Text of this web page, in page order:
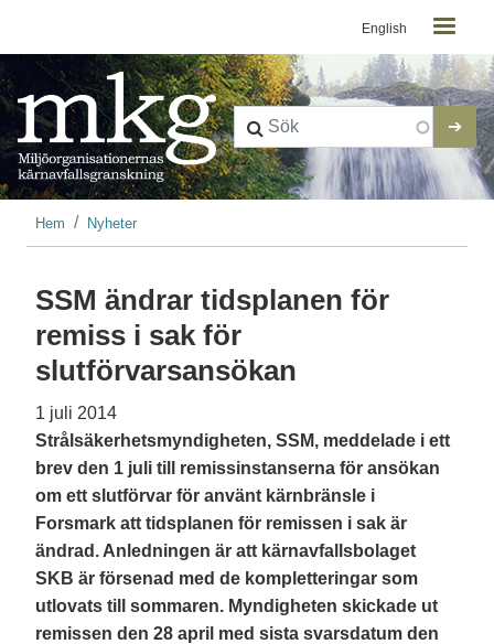
Kontaktmeny
English
Länkstig
Hem Nyheter
SSM ändrar tidsplanen för
remiss i sak för
slutförvarsansökan
1 juli 2014
Strålsäkerhetsmyndigheten, SSM, meddelade i ett
brev den 1 juli till remissinstanserna för ansökan
om ett slutförvar för använt kärnbränsle i
Forsmark att tidsplanen för remissen i sak är
ändrad. Anledningen är att kärnavfallsbolaget
SKB är försenad med de kompletteringar som
utlovats till sommaren. Myndigheten skickade ut
remissen den 28 april med sista svarsdatum den